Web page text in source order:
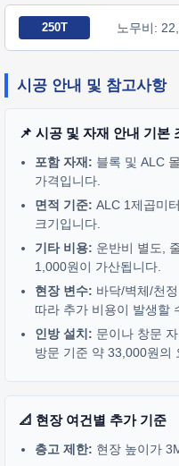
250T 노무비:
시공 안내 및 참고사항
📌 시공 및 자재 안내 기본
포함 자재: 블록 및 ALC
가격입니다.
면적 기준: ALC 1제곱미
크기입니다.
기타 비용: 운반비 별도,
1,000원이 가산됩니다.
현장 변수: 바닥/벽체/천
따라 추가 비용이 발생할
인방 설치: 문이나 창문
방문 기준 약 33,000원의
📐 현장 여건별 추가 기준
층고 제한: 현장 높이가